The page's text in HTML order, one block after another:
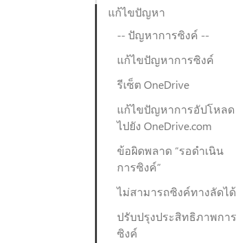
แก้ไขปัญหา
-- ปัญหาการซิงค์ --
แก้ไขปัญหาการซิงค์
รีเซ็ต OneDrive
แก้ไขปัญหาการอัปโหลด
ไปยัง OneDrive.com
ข้อผิดพลาด “รอดำเนิน
การซิงค์”
ไม่สามารถซิงค์ทางลัดได้
ปรับปรุงประสิทธิภาพการ
ซิงค์